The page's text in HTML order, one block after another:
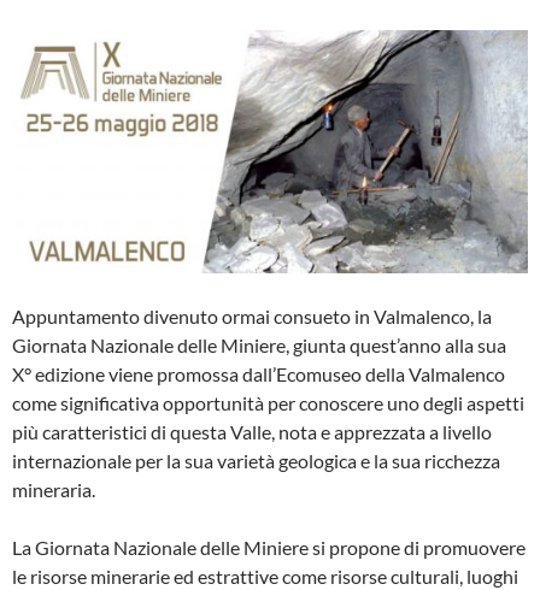
Appuntamento divenuto ormai consueto in Valmalenco, la
Giornata Nazionale delle Miniere, giunta quest’anno alla sua
X° edizione viene promossa dall’Ecomuseo della Valmalenco
come significativa opportunità per conoscere uno degli aspetti
più caratteristici di questa Valle, nota e apprezzata a livello
internazionale per la sua varietà geologica e la sua ricchezza
mineraria.
La Giornata Nazionale delle Miniere si propone di promuovere
le risorse minerarie ed estrattive come risorse culturali, luoghi